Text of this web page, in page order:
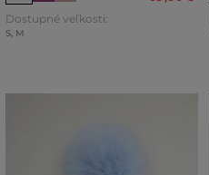
Dostupné veľkosti:
S, M